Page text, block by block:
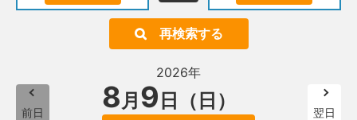
再検索する
前日
2026年
8月 9 日（日） 翌日